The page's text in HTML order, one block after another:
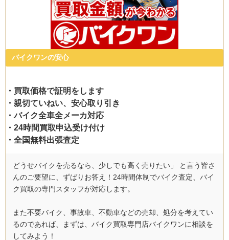
バイクワンの安心
・買取価格で証明をします
・親切ていねい、安心取り引き
・バイク全車全メーカ対応
・24時間買取申込受け付け
・全国無料出張査定
どうせバイクを売るなら、少しでも高く売りたい」 と言う皆さ
んのご要望に、ずばりお答え！24時間体制でバイク査定、バイ
ク買取の専門スタッフが対応します。
また不要バイク、事故車、不動車などの売却、処分を考えてい
るのであれば、まずは、バイク買取専門店バイクワンに相談を
してみよう！